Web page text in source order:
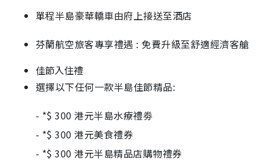
單程半島豪華轎車由府上接送至酒店
芬蘭航空旅客專享禮遇 : 免費升級至舒適經濟客艙
佳節入住禮
選擇以下任何一款半島佳節精品:
- *$ 300 港元半島水療禮劵
- *$ 300 港元美食禮券
- *$ 300 港元半島精品店購物禮券